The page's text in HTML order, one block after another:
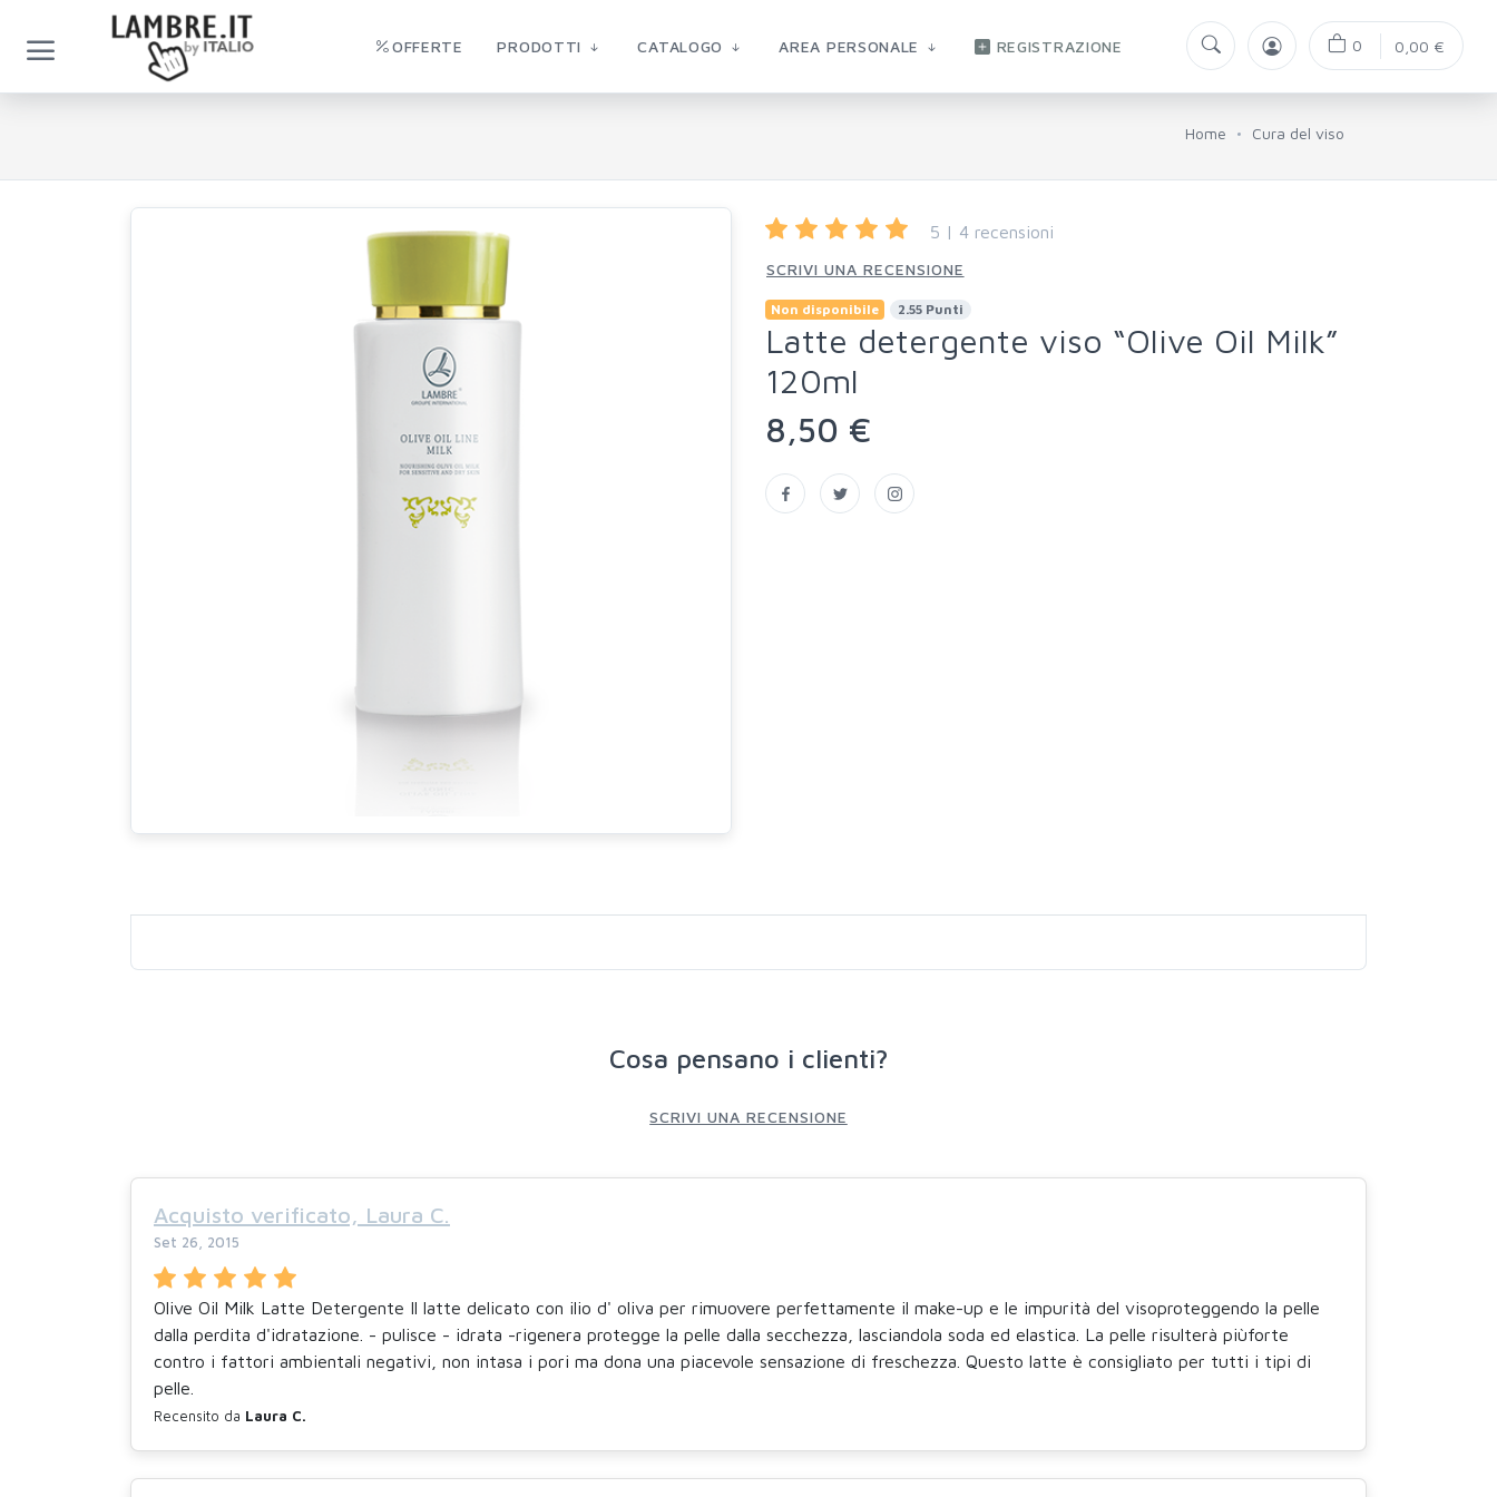
OFFERTE PRODOTTI CATALOGO AREA PERSONALE REGISTRAZIONE 0 0,00 €
Home Cura del viso
5 | 4 recensioni
SCRIVI UNA RECENSIONE
Non disponibile 2.55 Punti
Latte detergente viso “Olive Oil Milk”
120ml
8,50 €
Cosa pensano i clienti?
SCRIVI UNA RECENSIONE
Acquisto verificato, Laura C.
Set 26, 2015
Olive Oil Milk Latte Detergente Il latte delicato con ilio d' oliva per rimuovere perfettamente il make-up e le impurità del visoproteggendo la pelle
dalla perdita d'idratazione. - pulisce - idrata -rigenera protegge la pelle dalla secchezza, lasciandola soda ed elastica. La pelle risulterà piùforte
contro i fattori ambientali negativi, non intasa i pori ma dona una piacevole sensazione di freschezza. Questo latte è consigliato per tutti i tipi di
pelle.
Recensito da Laura C.